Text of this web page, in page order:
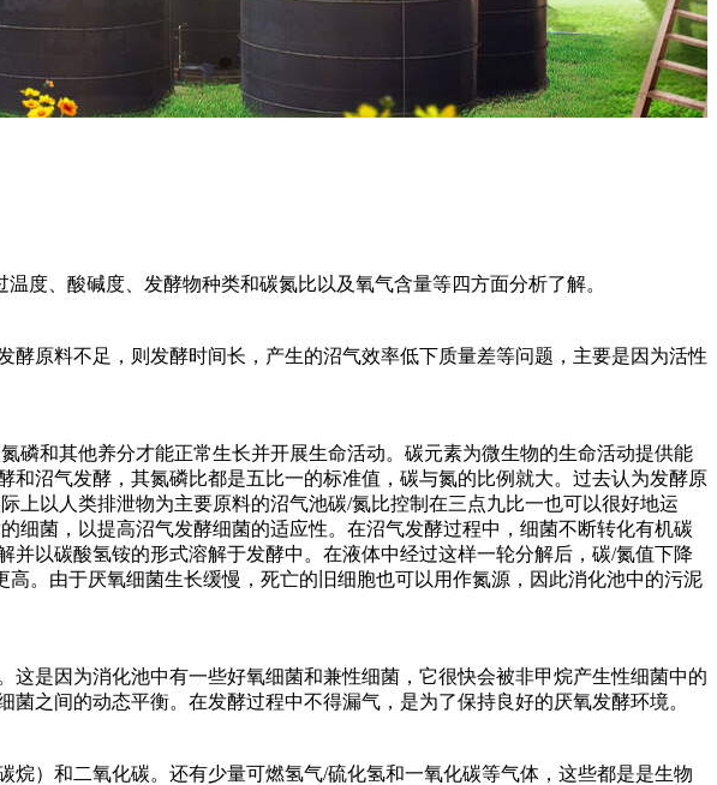
度、酸碱度、发酵物种类和碳氮比以及氧气含量等四方面分析了解。
原料不足，则发酵时间长，产生的沼气效率低下质量差等问题，主要是因为活性
磷和其他养分才能正常生长并开展生命活动。碳元素为微生物的生命活动提供能
沼气发酵，其氮磷比都是五比一的标准值，碳与氮的比例就大。过去认为发酵原
上以人类排泄物为主要原料的沼气池碳/氮比控制在三点九比一也可以很好地运
细菌，以提高沼气发酵细菌的适应性。在沼气发酵过程中，细菌不断转化有机碳
以碳酸氢铵的形式溶解于发酵中。在液体中经过这样一轮分解后，碳/氮值下降
。由于厌氧细菌生长缓慢，死亡的旧细胞也可以用作氮源，因此消化池中的污泥
是因为消化池中有一些好氧细菌和兼性细菌，它很快会被非甲烷产生性细菌中的
之间的动态平衡。在发酵过程中不得漏气，是为了保持良好的厌氧发酵环境。
）和二氧化碳。还有少量可燃氢气/硫化氢和一氧化碳等气体，这些都是是生物